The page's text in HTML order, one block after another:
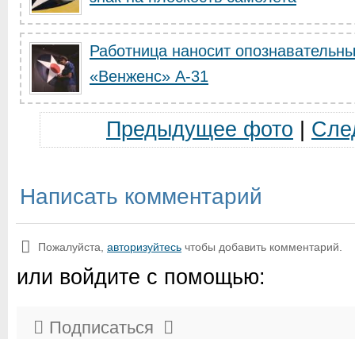
Работница наносит
«Венженс» A-31
Предыдущее фото
Написать комментарий
Пожалуйста, авторизуйтесь чтобы добавить комментарий.
или войдите с помощью:
Подписаться